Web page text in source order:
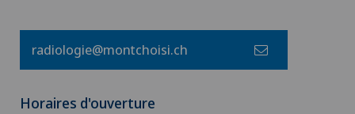
radiologie@montchoisi.ch
Horaires d'ouverture